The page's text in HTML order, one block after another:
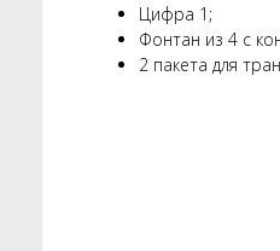
Цифра 1;
Фонтан из 4 с
2 пакета для